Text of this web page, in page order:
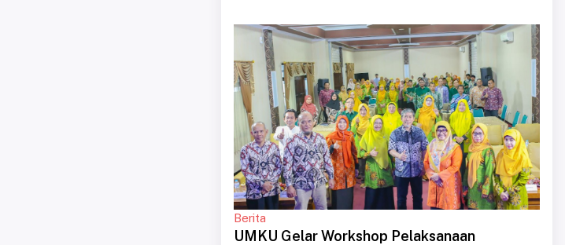
Berita
UMKU Gelar Workshop Pelaksanaan